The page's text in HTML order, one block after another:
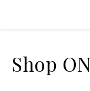
Shop